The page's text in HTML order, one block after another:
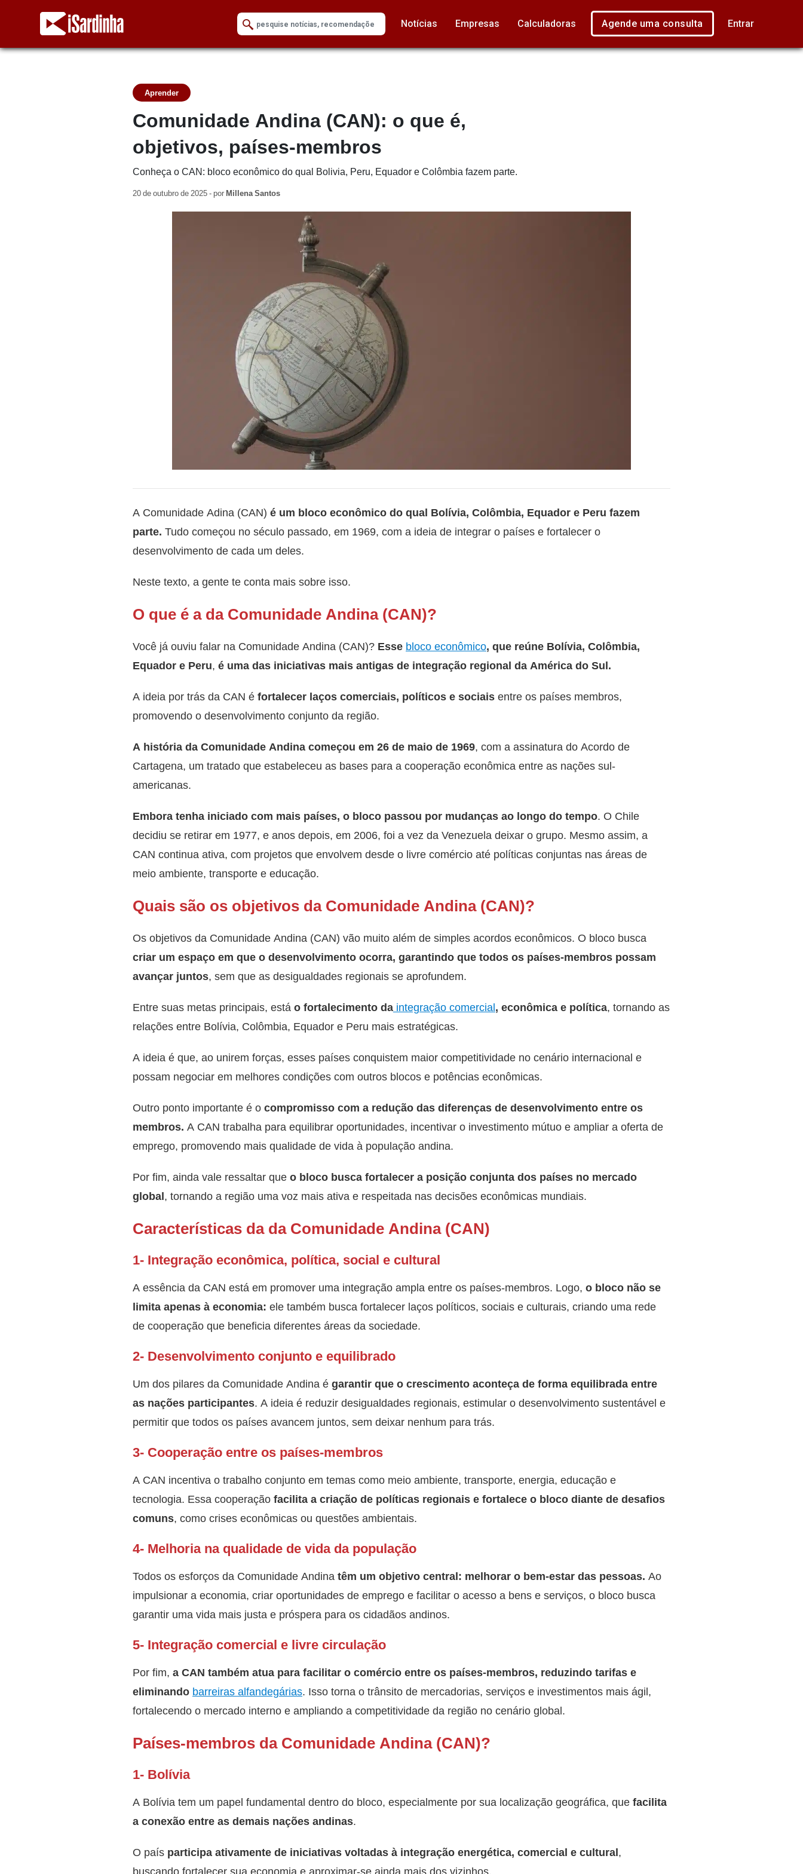
Notícias Empresas Calculadoras Agende uma consulta Entrar
Aprender
Comunidade Andina (CAN): o que é,
objetivos, países-membros
Conheça o CAN: bloco econômico do qual Bolivia, Peru, Equador e Colômbia fazem parte.
20 de outubro de 2025 - por Millena Santos
A Comunidade Adina (CAN) é um bloco econômico do qual Bolívia, Colômbia, Equador e Peru fazem
parte. Tudo começou no século passado, em 1969, com a ideia de integrar o países e fortalecer o
desenvolvimento de cada um deles.
Neste texto, a gente te conta mais sobre isso.
O que é a da Comunidade Andina (CAN)?
Você já ouviu falar na Comunidade Andina (CAN)? Esse bloco econômico, que reúne Bolívia, Colômbia,
Equador e Peru, é uma das iniciativas mais antigas de integração regional da América do Sul.
A ideia por trás da CAN é fortalecer laços comerciais, políticos e sociais entre os países membros,
promovendo o desenvolvimento conjunto da região.
A história da Comunidade Andina começou em 26 de maio de 1969, com a assinatura do Acordo de
Cartagena, um tratado que estabeleceu as bases para a cooperação econômica entre as nações sul-
americanas.
Embora tenha iniciado com mais países, o bloco passou por mudanças ao longo do tempo. O Chile
decidiu se retirar em 1977, e anos depois, em 2006, foi a vez da Venezuela deixar o grupo. Mesmo assim, a
CAN continua ativa, com projetos que envolvem desde o livre comércio até políticas conjuntas nas áreas de
meio ambiente, transporte e educação.
Quais são os objetivos da Comunidade Andina (CAN)?
Os objetivos da Comunidade Andina (CAN) vão muito além de simples acordos econômicos. O bloco busca
criar um espaço em que o desenvolvimento ocorra, garantindo que todos os países-membros possam
avançar juntos, sem que as desigualdades regionais se aprofundem.
Entre suas metas principais, está o fortalecimento da integração comercial, econômica e política, tornando as
relações entre Bolívia, Colômbia, Equador e Peru mais estratégicas.
A ideia é que, ao unirem forças, esses países conquistem maior competitividade no cenário internacional e
possam negociar em melhores condições com outros blocos e potências econômicas.
Outro ponto importante é o compromisso com a redução das diferenças de desenvolvimento entre os
membros. A CAN trabalha para equilibrar oportunidades, incentivar o investimento mútuo e ampliar a oferta de
emprego, promovendo mais qualidade de vida à população andina.
Por fim, ainda vale ressaltar que o bloco busca fortalecer a posição conjunta dos países no mercado
global, tornando a região uma voz mais ativa e respeitada nas decisões econômicas mundiais.
Características da da Comunidade Andina (CAN)
1- Integração econômica, política, social e cultural
A essência da CAN está em promover uma integração ampla entre os países-membros. Logo, o bloco não se
limita apenas à economia: ele também busca fortalecer laços políticos, sociais e culturais, criando uma rede
de cooperação que beneficia diferentes áreas da sociedade.
2- Desenvolvimento conjunto e equilibrado
Um dos pilares da Comunidade Andina é garantir que o crescimento aconteça de forma equilibrada entre
as nações participantes. A ideia é reduzir desigualdades regionais, estimular o desenvolvimento sustentável e
permitir que todos os países avancem juntos, sem deixar nenhum para trás.
3- Cooperação entre os países-membros
A CAN incentiva o trabalho conjunto em temas como meio ambiente, transporte, energia, educação e
tecnologia. Essa cooperação facilita a criação de políticas regionais e fortalece o bloco diante de desafios
comuns, como crises econômicas ou questões ambientais.
4- Melhoria na qualidade de vida da população
Todos os esforços da Comunidade Andina têm um objetivo central: melhorar o bem-estar das pessoas. Ao
impulsionar a economia, criar oportunidades de emprego e facilitar o acesso a bens e serviços, o bloco busca
garantir uma vida mais justa e próspera para os cidadãos andinos.
5- Integração comercial e livre circulação
Por fim, a CAN também atua para facilitar o comércio entre os países-membros, reduzindo tarifas e
eliminando barreiras alfandegárias. Isso torna o trânsito de mercadorias, serviços e investimentos mais ágil,
fortalecendo o mercado interno e ampliando a competitividade da região no cenário global.
Países-membros da Comunidade Andina (CAN)?
1- Bolívia
A Bolívia tem um papel fundamental dentro do bloco, especialmente por sua localização geográfica, que facilita
a conexão entre as demais nações andinas.
O país participa ativamente de iniciativas voltadas à integração energética, comercial e cultural,